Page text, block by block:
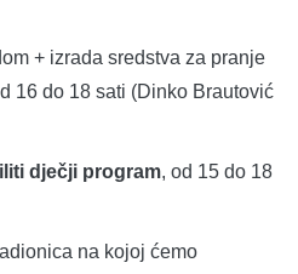
+ izrada sredstva za pranje
16 do 18 sati (Dinko Brautović
dječji program, od 15 do 18
na kojoj ćemo